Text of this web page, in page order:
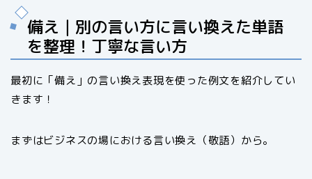
備え｜別の言い方に言い換えた単語
を整理！丁寧な言い方
最初に「備え」の言い換え表現を使った例文を紹介してい
きます！
まずはビジネスの場における言い換え（敬語）から。